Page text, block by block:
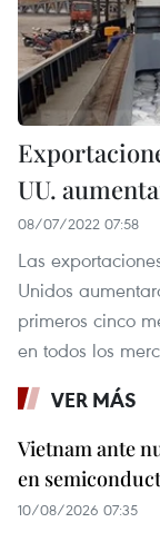
UU.
08/07/2022 07:58
Las
Unidos
primeros cinco
en todos los
VER MÁS
Vietnam ante
en
10/08/2026 07:35